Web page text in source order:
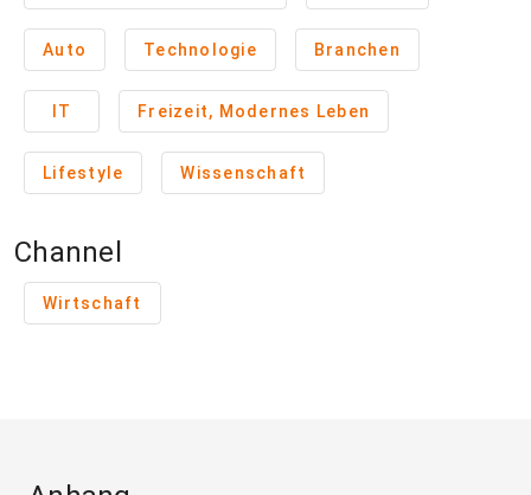
Auto Technologie Branchen
IT Freizeit, Modernes Leben
Lifestyle Wissenschaft
Channel
Wirtschaft